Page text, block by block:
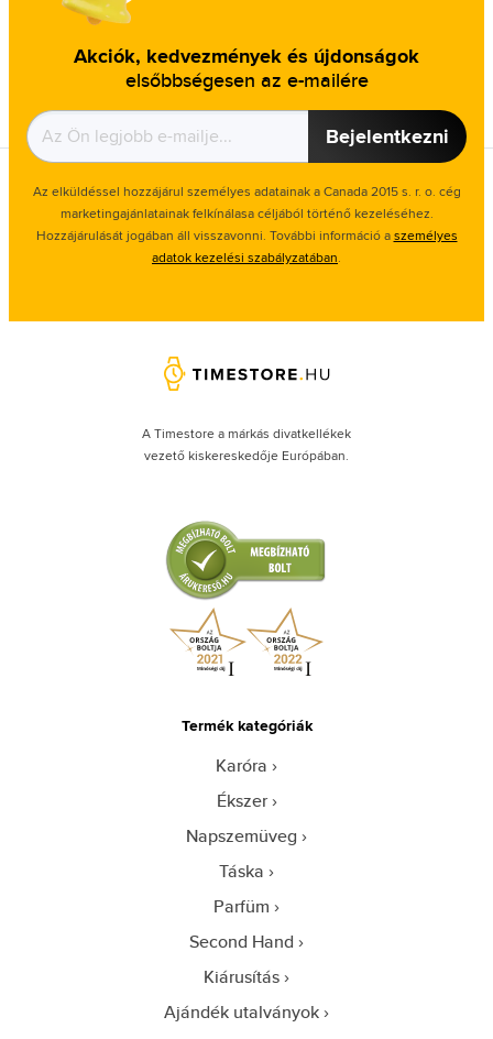
Akciók, kedvezmények és újdonságok
elsőbbségesen az e-mailére
Bejelentkezni
Az elküldéssel hozzájárul személyes adatainak a Canada 2015 s. r. o. cég
marketingajánlatainak felkínálasa céljából történő kezeléséhez.
Hozzájárulását jogában áll visszavonni. További információ aszemélyes
adatok kezelési szabályzatában.
A Timestore a márkás divatkellékek
vezető kiskereskedője Európában.
Termék kategóriák
Karóra
Ékszer
Napszemüveg
Táska
Parfüm
Second Hand
Kiárusítás
Ajándék utalványok